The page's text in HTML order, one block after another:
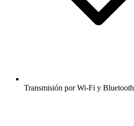
Transmisión por Wi-Fi y Bluetooth